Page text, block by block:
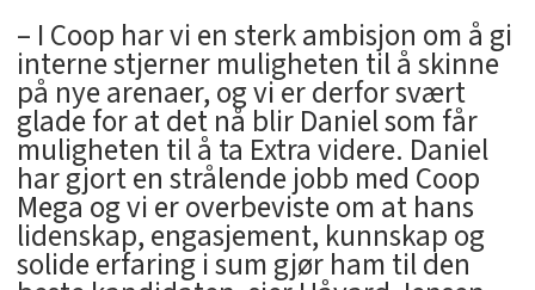
– I Coop har vi en sterk ambisjon om å gi
interne stjerner muligheten til å skinne
på nye arenaer, og vi er derfor svært
glade for at det nå blir Daniel som får
muligheten til å ta Extra videre. Daniel
har gjort en strålende jobb med Coop
Mega og vi er overbeviste om at hans
lidenskap, engasjement, kunnskap og
solide erfaring i sum gjør ham til den